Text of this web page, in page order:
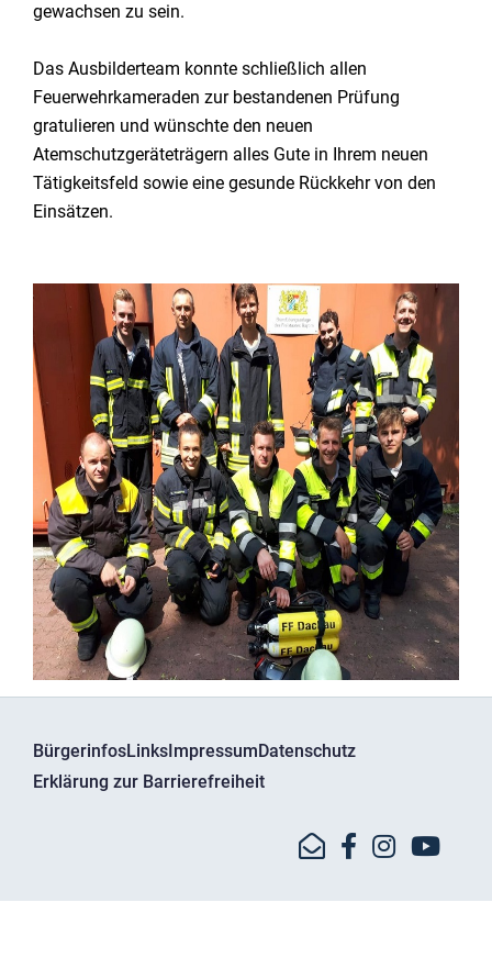
gewachsen zu sein.
Das Ausbilderteam konnte schließlich allen
Feuerwehrkameraden zur bestandenen Prüfung
gratulieren und wünschte den neuen
Atemschutzgeräteträgern alles Gute in Ihrem neuen
Tätigkeitsfeld sowie eine gesunde Rückkehr von den
Einsätzen.
BürgerinfosLinksImpressumDatenschutz
Erklärung zur Barrierefreiheit